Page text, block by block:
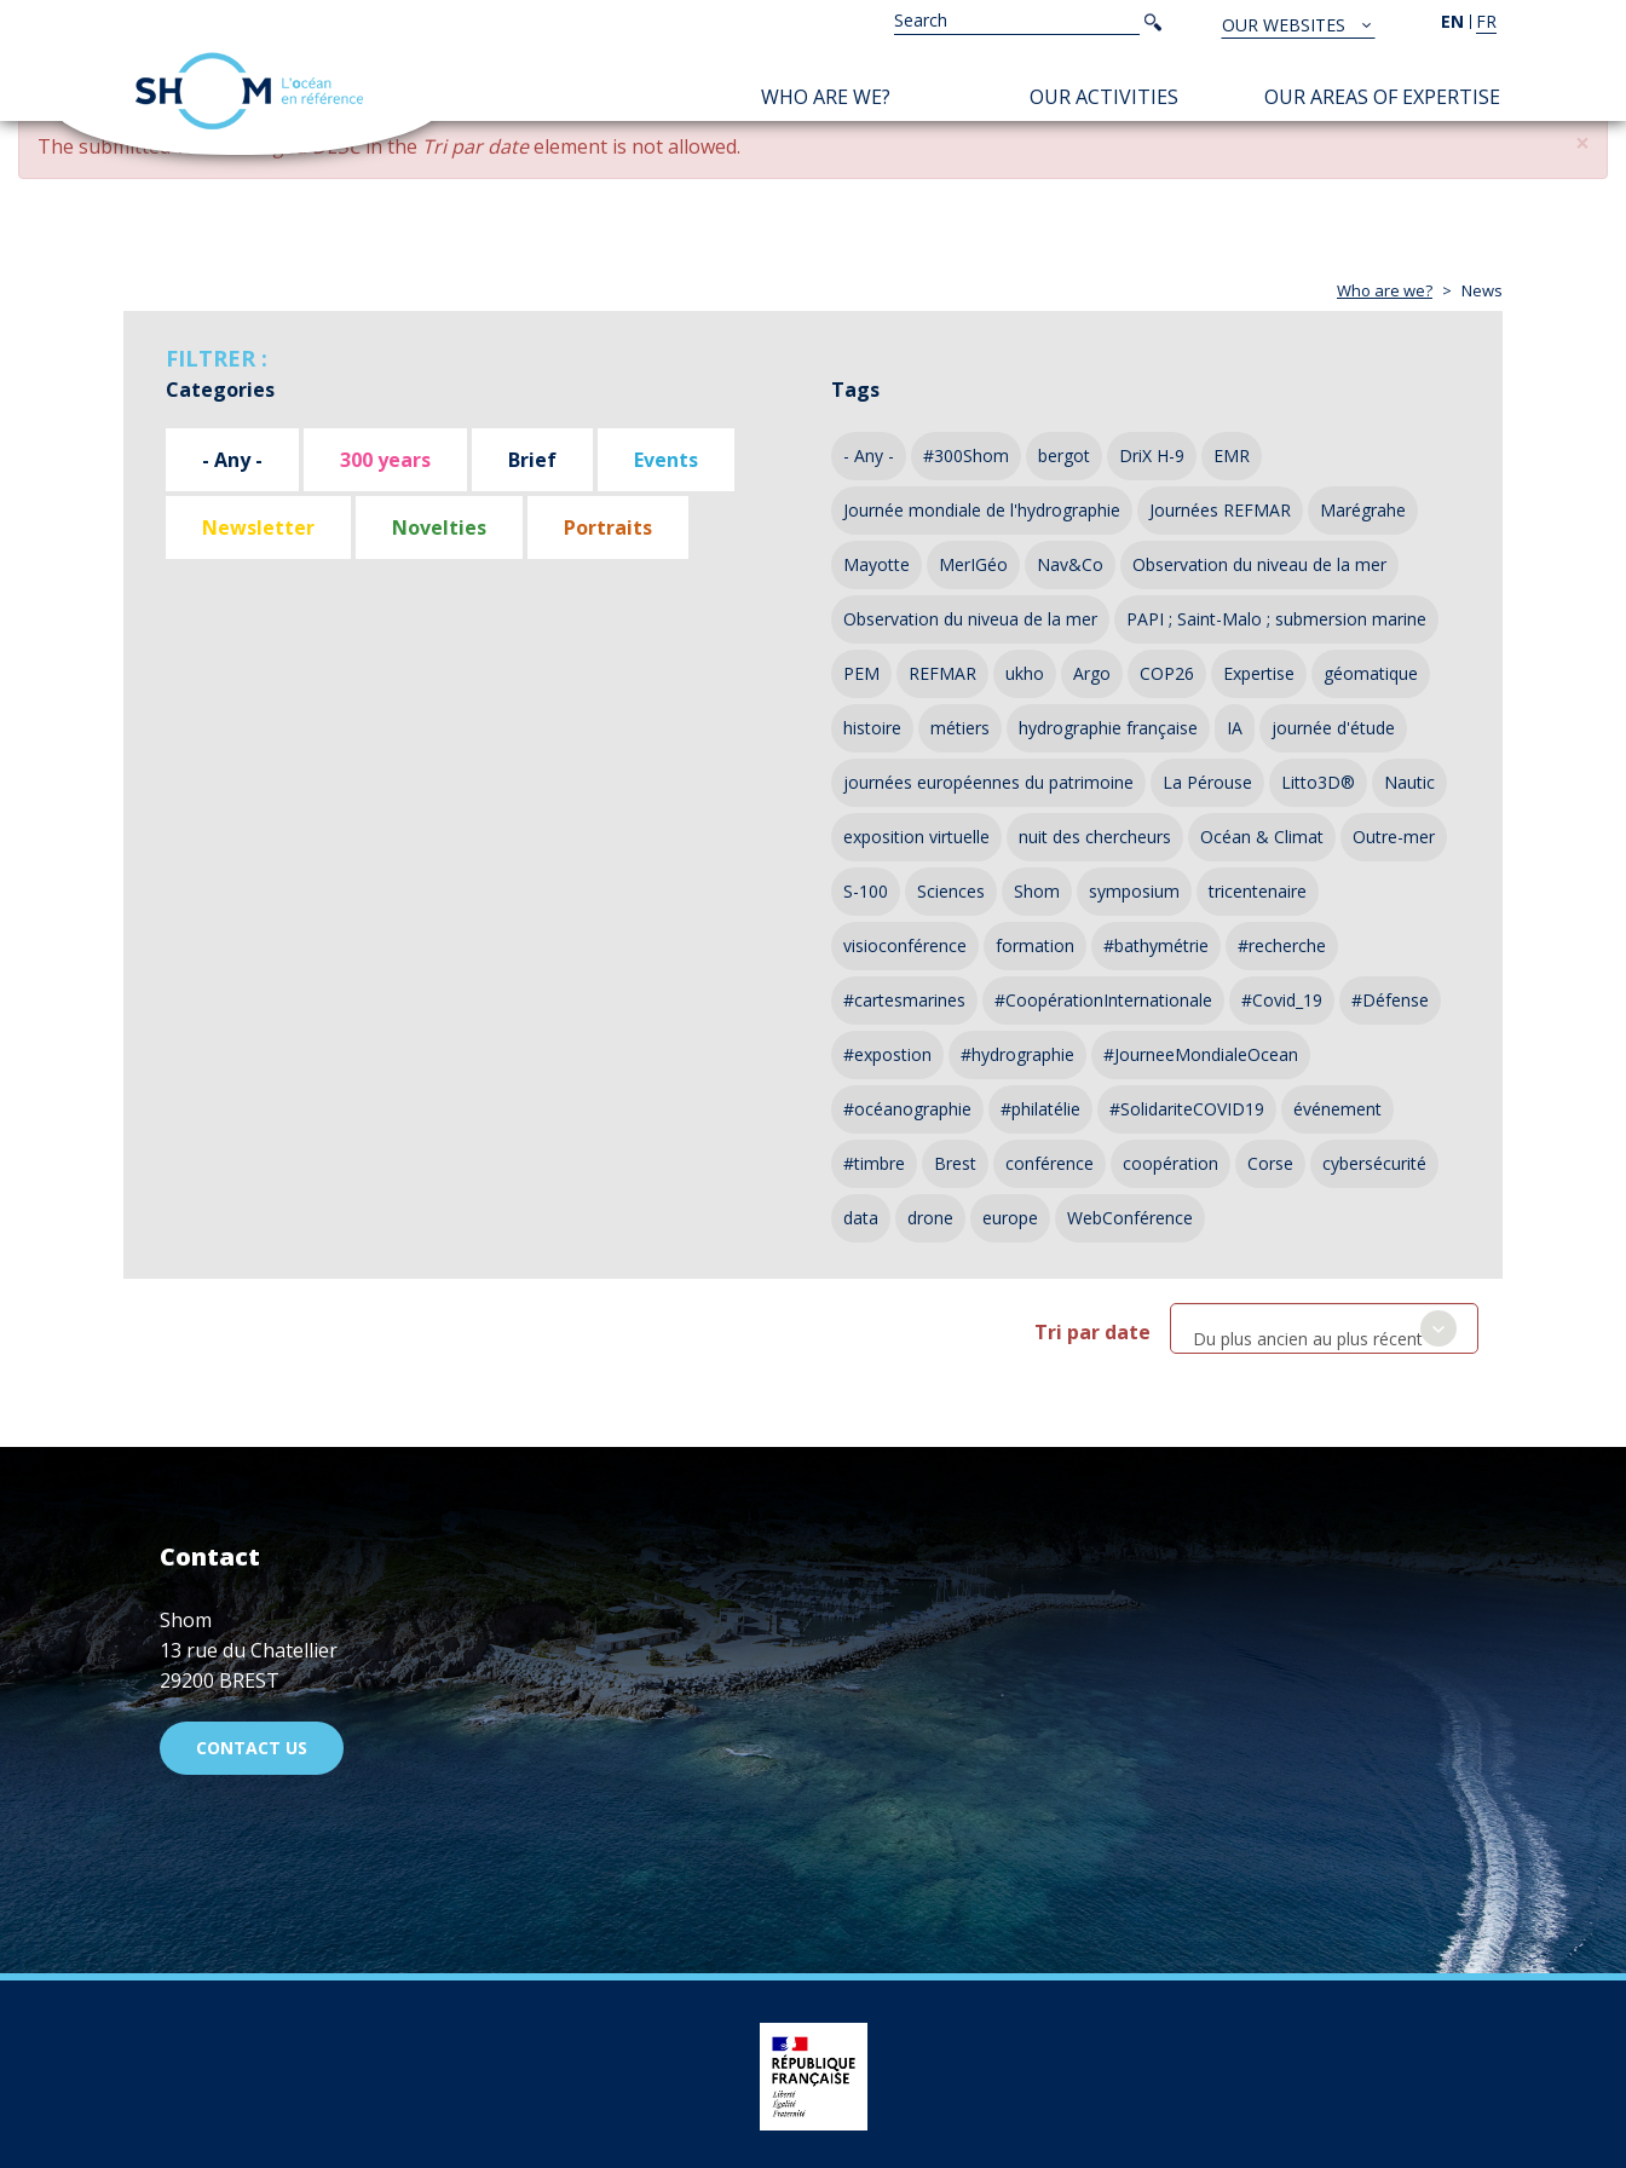
Skip
main
EN FR
TOUS
NOS
SITES
OUR WEBSITES
Search
Search
NAVIGATION
PRINCIPALE
WHO ARE WE? OUR ACTIVITIES OUR AREAS OF EXPERTISE
×
ERROR
MESSAGE
The submitted value changed DESCin theTri par dateelement is not allowed.
Who are we? News
FILTRER :
Categories
- Any - 300 years Brief Events
Newsletter Novelties Portraits
Tags
- Any - #300Shom bergot DriX H-9 EMR
Journée mondiale de l'hydrographie Journées REFMAR Marégrahe
Mayotte MerIGéo Nav&Co Observation du niveau de la mer
Observation du niveua de la mer PAPI ; Saint-Malo ; submersion marine
PEM REFMAR ukho Argo COP26 Expertise géomatique
histoire métiers hydrographie française IA journée d'étude
journées européennes du patrimoine La Pérouse Litto3D® Nautic
exposition virtuelle nuit des chercheurs Océan & Climat Outre-mer
S-100 Sciences Shom symposium tricentenaire
visioconférence formation #bathymétrie #recherche
#cartesmarines #CoopérationInternationale #Covid_19 #Défense
#expostion #hydrographie #JourneeMondialeOcean
#océanographie #philatélie #SolidariteCOVID19 événement
#timbre Brest conférence coopération Corse cybersécurité
data drone europe WebConférence
Tri par date Du plus ancien au plus récent
Contact
Shom
13 rue du Chatellier
29200 BREST
CONTACT US